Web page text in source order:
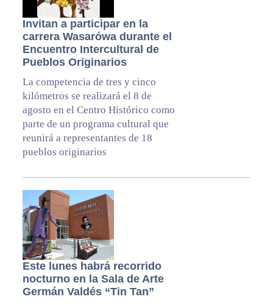
Invitan a participar en la
carrera Wasarówa durante el
Encuentro Intercultural de
Pueblos Originarios
La competencia de tres y cinco
kilómetros se realizará el 8 de
agosto en el Centro Histórico como
parte de un programa cultural que
reunirá a representantes de 18
pueblos originarios
Este lunes habrá recorrido
nocturno en la Sala de Arte
Germán Valdés “Tin Tan”